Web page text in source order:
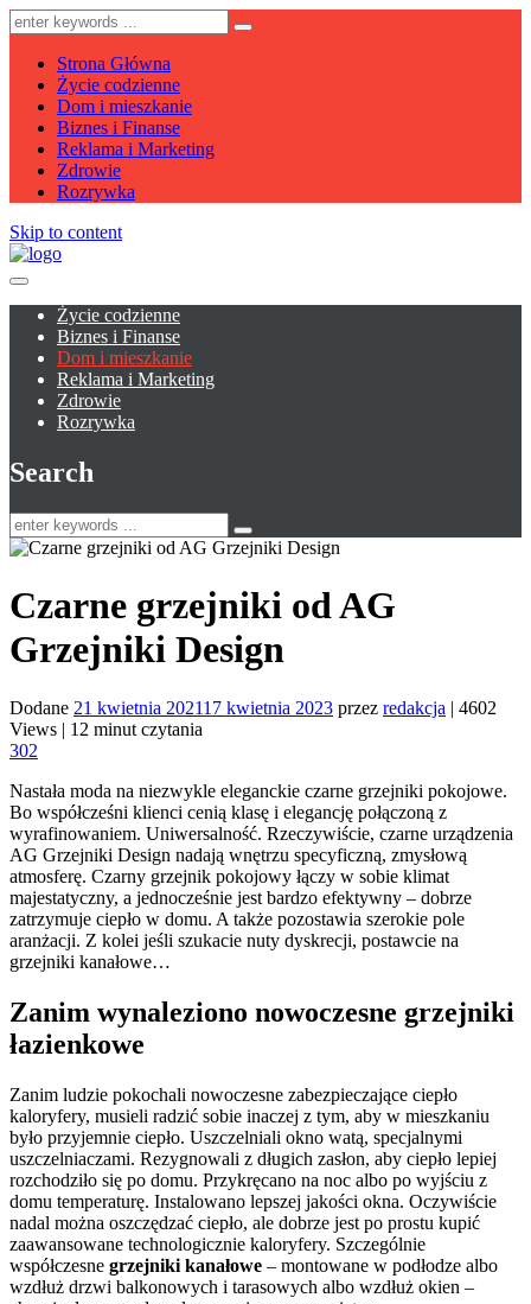
Strona Główna
Życie codzienne
Dom i mieszkanie
Biznes i Finanse
Reklama i Marketing
Zdrowie
Rozrywka
Skip to content
Życie codzienne
Biznes i Finanse
Dom i mieszkanie
Reklama i Marketing
Zdrowie
Rozrywka
Search
Czarne grzejniki od AG
Grzejniki Design
Dodane 21 kwietnia 202117 kwietnia 2023 przez redakcja | 4602
Views | 12 minut czytania
302
Nastała moda na niezwykle eleganckie czarne grzejniki pokojowe.
Bo współcześni klienci cenią klasę i elegancję połączoną z
wyrafinowaniem. Uniwersalność. Rzeczywiście, czarne urządzenia
AG Grzejniki Design nadają wnętrzu specyficzną, zmysłową
atmosferę. Czarny grzejnik pokojowy łączy w sobie klimat
majestatyczny, a jednocześnie jest bardzo efektywny – dobrze
zatrzymuje ciepło w domu. A także pozostawia szerokie pole
aranżacji. Z kolei jeśli szukacie nuty dyskrecji, postawcie na
grzejniki kanałowe…
Zanim wynaleziono nowoczesne grzejniki
łazienkowe
Zanim ludzie pokochali nowoczesne zabezpieczające ciepło
kaloryfery, musieli radzić sobie inaczej z tym, aby w mieszkaniu
było przyjemnie ciepło. Uszczelniali okno watą, specjalnymi
uszczelniaczami. Rezygnowali z długich zasłon, aby ciepło lepiej
rozchodziło się po domu. Przykręcano na noc albo po wyjściu z
domu temperaturę. Instalowano lepszej jakości okna. Oczywiście
nadal można oszczędzać ciepło, ale dobrze jest po prostu kupić
zaawansowane technologicznie kaloryfery. Szczególnie
współczesne grzejniki kanałowe – montowane w podłodze albo
wzdłuż drzwi balkonowych i tarasowych albo wzdłuż okien –